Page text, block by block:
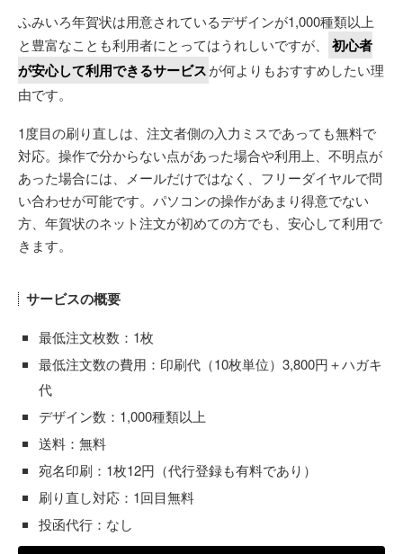
ふみいろ年賀状は用意されているデザインが1,000種類以上
と豊富なことも利用者にとってはうれしいですが、
初心者
が安心して利用できるサービスが何よりもおすすめしたい理
由です。
1度目の刷り直しは、注文者側の入力ミスであっても無料で
対応。操作で分からない点があった場合や利用上、不明点が
あった場合には、メールだけではなく、フリーダイヤルで問
い合わせが可能です。パソコンの操作があまり得意でない
方、年賀状のネット注文が初めての方でも、安心して利用で
きます。
サービスの概要
最低注文枚数：1枚
最低注文数の費用：印刷代（10枚単位）3,800円＋ハガキ
代
デザイン数：1,000種類以上
送料：無料
宛名印刷：1枚12円（代行登録も有料であり）
刷り直し対応：1回目無料
投函代行：なし